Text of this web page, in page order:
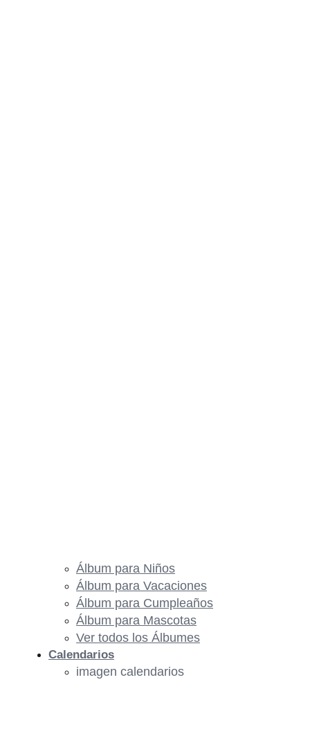
Álbum para Niños
Álbum para Vacaciones
Álbum para Cumpleaños
Álbum para Mascotas
Ver todos los Álbumes
Calendarios
imagen calendarios